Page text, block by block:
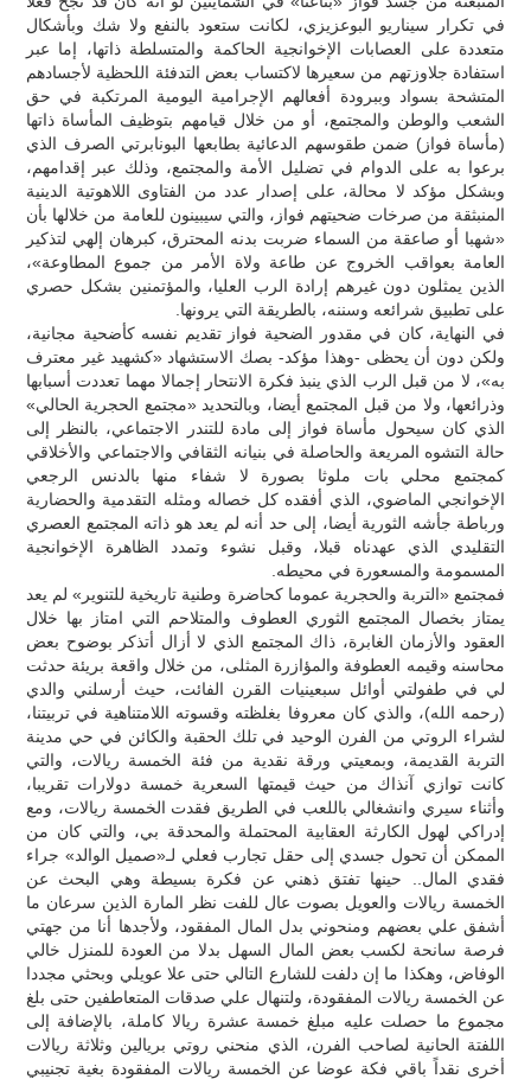
في تكرار سيناريو البوعزيزي، لكانت ستعود بالنفع ولا شك وبأشكال
متعددة على العصابات الإخوانجية الحاكمة والمتسلطة ذاتها، إما عبر
استفادة جلاوزتهم من سعيرها لاكتساب بعض التدفئة اللحظية لأجسادهم
المتشحة بسواد وببرودة أفعالهم الإجرامية اليومية المرتكبة في حق
الشعب والوطن والمجتمع، أو من خلال قيامهم بتوظيف المأساة ذاتها
(مأساة فواز) ضمن طقوسهم الدعائية بطابعها البونابرتي الصرف الذي
برعوا به على الدوام في تضليل الأمة والمجتمع، وذلك عبر إقدامهم،
وبشكل مؤكد لا محالة، على إصدار عدد من الفتاوى اللاهوتية الدينية
المنبثقة من صرخات ضحيتهم فواز، والتي سيبينون للعامة من خلالها بأن
«شهبا أو صاعقة من السماء ضربت بدنه المحترق، كبرهان إلهي لتذكير
العامة بعواقب الخروج عن طاعة ولاة الأمر من جموع المطاوعة»،
الذين يمثلون دون غيرهم إرادة الرب العليا، والمؤتمنين بشكل حصري
على تطبيق شرائعه وسننه، بالطريقة التي يرونها.
في النهاية، كان في مقدور الضحية فواز تقديم نفسه كأضحية مجانية،
ولكن دون أن يحظى -وهذا مؤكد- بصك الاستشهاد «كشهيد غير معترف
به»، لا من قبل الرب الذي ينبذ فكرة الانتحار إجمالا مهما تعددت أسبابها
وذرائعها، ولا من قبل المجتمع أيضا، وبالتحديد «مجتمع الحجرية الحالي»
الذي كان سيحول مأساة فواز إلى مادة للتندر الاجتماعي، بالنظر إلى
حالة التشوه المريعة والحاصلة في بنيانه الثقافي والاجتماعي والأخلاقي
كمجتمع محلي بات ملوثا بصورة لا شفاء منها بالدنس الرجعي
الإخوانجي الماضوي، الذي أفقده كل خصاله ومثله التقدمية والحضارية
ورباطة جأشه الثورية أيضا، إلى حد أنه لم يعد هو ذاته المجتمع العصري
التقليدي الذي عهدناه قبلا، وقبل نشوء وتمدد الظاهرة الإخوانجية
المسمومة والمسعورة في محيطه.
فمجتمع «التربة والحجرية عموما كحاضرة وطنية تاريخية للتنوير» لم يعد
يمتاز بخصال المجتمع الثوري العطوف والمتلاحم التي امتاز بها خلال
العقود والأزمان الغابرة، ذاك المجتمع الذي لا أزال أتذكر بوضوح بعض
محاسنه وقيمه العطوفة والمؤازرة المثلى، من خلال واقعة بريئة حدثت
لي في طفولتي أوائل سبعينيات القرن الفائت، حيث أرسلني والدي
(رحمه الله)، والذي كان معروفا بغلظته وقسوته اللامتناهية في تربيتنا،
لشراء الروتي من الفرن الوحيد في تلك الحقبة والكائن في حي مدينة
التربة القديمة، وبمعيتي ورقة نقدية من فئة الخمسة ريالات، والتي
كانت توازي آنذاك من حيث قيمتها السعرية خمسة دولارات تقريبا،
وأثناء سيري وانشغالي باللعب في الطريق فقدت الخمسة ريالات، ومع
إدراكي لهول الكارثة العقابية المحتملة والمحدقة بي، والتي كان من
الممكن أن تحول جسدي إلى حقل تجارب فعلي لـ«صميل الوالد» جراء
فقدي المال.. حينها تفتق ذهني عن فكرة بسيطة وهي البحث عن
الخمسة ريالات والعويل بصوت عال للفت نظر المارة الذين سرعان ما
أشفق علي بعضهم ومنحوني بدل المال المفقود، ولأجدها أنا من جهتي
فرصة سانحة لكسب بعض المال السهل بدلا من العودة للمنزل خالي
الوفاض، وهكذا ما إن دلفت للشارع التالي حتى علا عويلي وبحثي مجددا
عن الخمسة ريالات المفقودة، ولتنهال علي صدقات المتعاطفين حتى بلغ
مجموع ما حصلت عليه مبلغ خمسة عشرة ريالا كاملة، بالإضافة إلى
اللفتة الحانية لصاحب الفرن، الذي منحني روتي بريالين وثلاثة ريالات
أخرى نقداً باقي فكة عوضا عن الخمسة ريالات المفقودة بغية تجنيبي